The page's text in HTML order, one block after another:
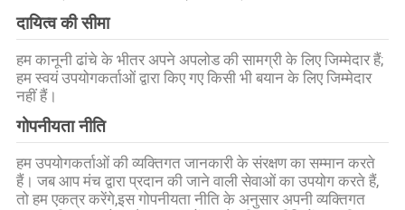
वी.आर.
शो
हमारे
बारे
दायित्व की सीमा
हम कानूनी ढांचे के भीतर अपने अपलोड की सामग्री के लिए जिम्मेदार हैं;
हम स्वयं उपयोगकर्ताओं द्वारा किए गए किसी भी बयान के लिए जिम्मेदार
नहीं हैं।
गोपनीयता नीति
हम उपयोगकर्ताओं की व्यक्तिगत जानकारी के संरक्षण का सम्मान करते
हैं। जब आप मंच द्वारा प्रदान की जाने वाली सेवाओं का उपयोग करते हैं,
तो हम एकत्र करेंगे,इस गोपनीयता नीति के अनुसार अपनी व्यक्तिगत